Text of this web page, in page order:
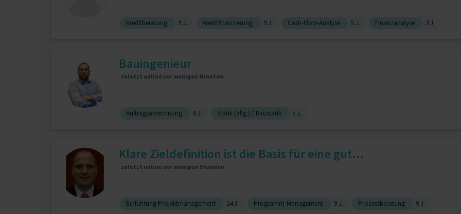
Kreditberatung 9 J. Kreditfinanzierung 9 J. Cash-Flow-Analyse 5 J. Finanzanalyse 3 J.
Bauingenieur
zuletzt online vor wenigen Minuten
Auftragsabrechnung 8 J. Statik (allg.) / Baustatik 5 J.
Klare Zieldefinition ist die Basis für eine gut...
zuletzt online vor wenigen Stunden
Einführung Projektmanagement 14 J. Programm-Management 9 J. Prozessberatung 9 J.